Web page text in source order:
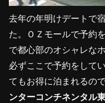
去年の年明けデートで
た。ＯＺモールで予約
で都心部のオシャレな
必ずここで予約をして
てもお得に泊まれるの
ンターコンチネンタル